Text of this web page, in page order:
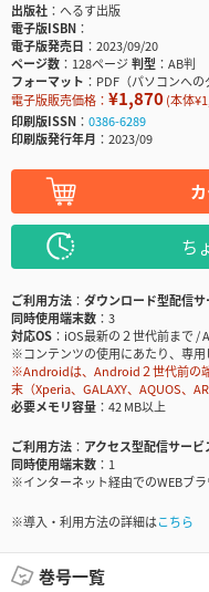
出版社
へるす出版
電子版ISBN
電子版発売日
2023/09/20
ページ数
128ページ判型
AB判
フォーマット
PDF（パソコンへの
電子版販売価格： ¥1,870(本体
印刷版ISSN
0386-6289
印刷版発行年月
2023/09
ち
ご利用方法
ダウンロード型配信サ
同時使用端末数
3
対応OS
iOS最新の２世代前まで /
※コンテンツの使用にあたり、専
※Androidは、Android２世代前の
末（Xperia、GALAXY、AQUOS、
必要メモリ容量
42 MB以上
ご利用方法
アクセス型配信サービ
同時使用端末数
1
※インターネット経由でのWEBブ
※導入・利用方法の詳細はこちら
巻号一覧